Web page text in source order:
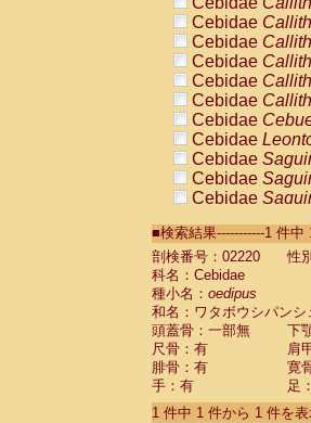
Cebidae
Cebidae
Cebidae
Cebidae
Cebidae
Cebidae
Cebidae
Cebidae
Cebidae
Cebidae
Cebidae
Cebidae
Cebidae
Cebidae
Cebidae
Cebidae
Cebidae
Cebidae
Cebidae
Cebidae
■検索結果-----------1 件
剖検番号：02220
性
科名：Cebidae
種小名： oedipus
和名：ワタボウシパンシ
頭蓋骨：一部無
下
尺骨：有
肩
腓骨：有
寛
手：有
足
1 件中 1 件から 1 件を表